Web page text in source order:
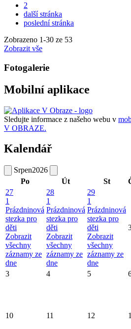
2
další stránka
poslední stránka
Zobrazeno 1-30 ze 53
Zobrazit vše
Fotogalerie
Mobilní aplikace
Sledujte informace z našeho webu v
V OBRAZE.
Kalendář
Srpen2026
Po
Út St
27
1
Prázdninová
stezka pro
děti
Zobrazit
všechny
záznamy ze
dne
28
1
Prázdninová
stezka pro
děti
Zobrazit
všechny
záznamy ze
dne
29
1
Prázdninová
stezka pro
děti
Zobrazit
všechny
záznamy ze
dne
3 4 5
10 11 12